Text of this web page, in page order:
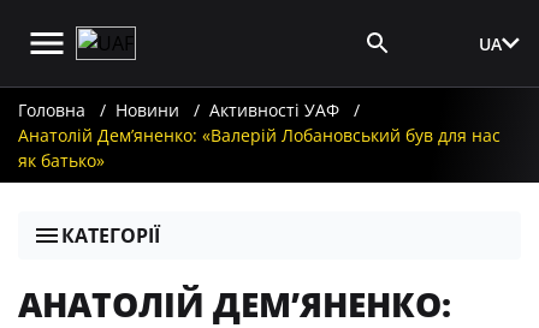
UA
Головна Новини
Активності УАФ
Анатолій Дем’яненко: «Валерій Лобановський був для нас
як батько»
КАТЕГОРІЇ
АНАТОЛІЙ ДЕМ’ЯНЕНКО: